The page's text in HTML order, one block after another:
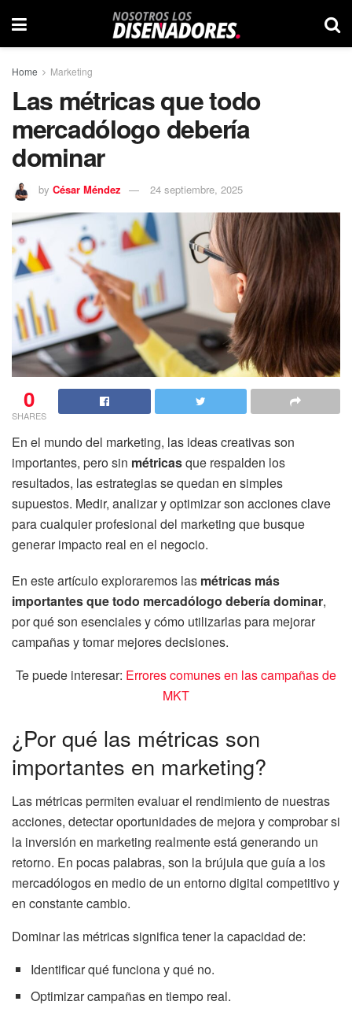
Home Marketing
Las métricas que todo
mercadólogo debería
dominar
by César Méndez 24 septiembre, 2025
0
SHARES
En el mundo del marketing, las ideas creativas son
importantes, pero sin métricasque respalden los
resultados, las estrategias se quedan en simples
supuestos. Medir, analizar y optimizar son acciones clave
para cualquier profesional del marketing que busque
generar impacto real en el negocio.
En este artículo exploraremos las métricas más
importantes que todo mercadólogo debería dominar,
por qué son esenciales y cómo utilizarlas para mejorar
campañas y tomar mejores decisiones.
Te puede interesar: Errores comunes en las campañas de
MKT
¿Por qué las métricas son
importantes en marketing?
Las métricas permiten evaluar el rendimiento de nuestras
acciones, detectar oportunidades de mejora y comprobar si
la inversión en marketing realmente está generando un
retorno. En pocas palabras, son la brújula que guía a los
mercadólogos en medio de un entorno digital competitivo y
en constante cambio.
Dominar las métricas significa tener la capacidad de:
Identificar qué funciona y qué no.
Optimizar campañas en tiempo real.